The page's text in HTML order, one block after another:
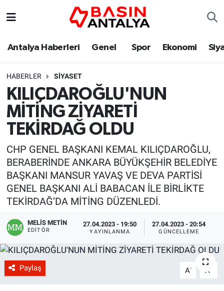
Antalya Haberleri Genel Spor Ekonomi
HABERLER SIYASET
KILIÇDAROĞLU'NUN
MİTİNG ZİYARETİ
TEKİRDAĞ OLDU
CHP GENEL BAŞKANI KEMAL KILIÇDAROĞLU,
BERABERİNDE ANKARA BÜYÜKŞEHİR BELEDİYE
BAŞKANI MANSUR YAVAŞ VE DEVA PARTİSİ
GENEL BAŞKANI ALİ BABACAN İLE BİRLİKTE
TEKİRDAĞ’DA MİTİNG DÜZENLEDİ.
MELİS METİN
EDITÖR
27.04.2023 - 19:50
YAYINLANMA
27.04.2023 - 20:54
GÜNCELLEME
Paylaş A- A